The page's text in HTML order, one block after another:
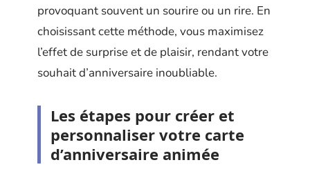
provoquant souvent un sourire ou un rire. En
choisissant cette méthode, vous maximisez
l’effet de surprise et de plaisir, rendant votre
souhait d’anniversaire inoubliable.
Les étapes pour créer et
personnaliser votre carte
d’anniversaire animée